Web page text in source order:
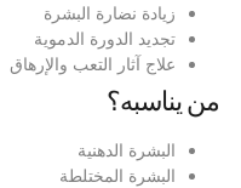
زيادة نضارة البشرة
تجديد الدورة الدموية
علاج آثار التعب والإرهاق
من يناسبه؟
البشرة الدهنية
البشرة المختلطة